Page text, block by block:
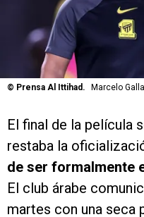
© Prensa Al Ittihad. Marcelo
El final de la película
restaba la
de ser formalmente
El club árabe
martes con una seca